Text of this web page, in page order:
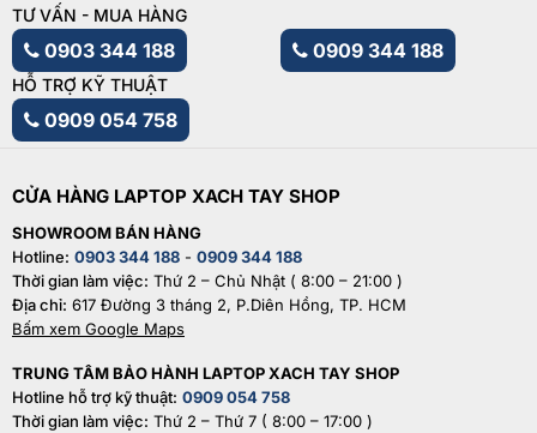
TƯ VẤN - MUA HÀNG
0903 344 188 0909 344 188
HỖ TRỢ KỸ THUẬT
0909 054 758
CỬA HÀNG LAPTOP XACH TAY SHOP
SHOWROOM BÁN HÀNG
Hotline: 0903 344 188 - 0909 344 188
Thời gian làm việc: Thứ 2 – Chủ Nhật ( 8:00 – 21:00 )
Địa chỉ: 617 Đường 3 tháng 2, P.Diên Hồng, TP. HCM
Bấm xem Google Maps
TRUNG TÂM BẢO HÀNH LAPTOP XACH TAY SHOP
Hotline hỗ trợ kỹ thuật: 0909 054 758
Thời gian làm việc: Thứ 2 – Thứ 7 ( 8:00 – 17:00 )